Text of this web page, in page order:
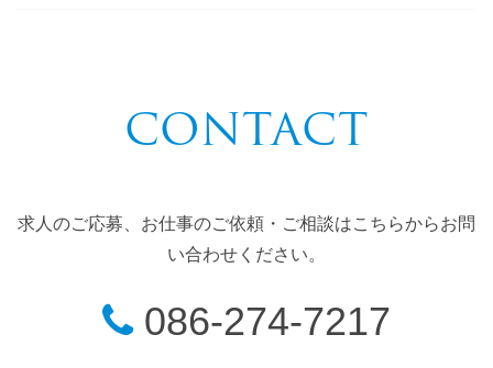
CONTACT
求人のご応募、お仕事のご依頼・ご相談はこちらからお問
い合わせください。
086-274-7217